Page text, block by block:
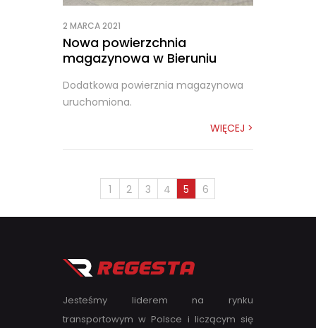
2 MARCA 2021
Nowa powierzchnia
magazynowa w Bieruniu
Dodatkowa powierznia magazynowa
uruchomiona.
WIĘCEJ >
1 2 3 4 5 6
Jesteśmy liderem na rynku
transportowym w Polsce i liczącym się